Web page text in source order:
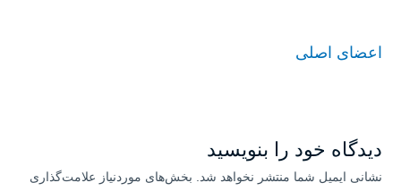
اعضای اصلی
دیدگاه‌ خود را بنویسید
نشانی ایمیل شما منتشر نخواهد شد.
بخش‌های موردنیاز علامت‌گذاری